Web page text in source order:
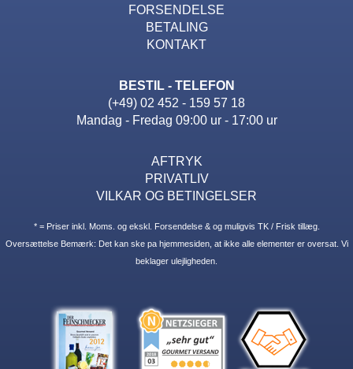
FORSENDELSE
BETALING
KONTAKT
BESTIL - TELEFON
(+49) 02 452 - 159 57 18
Mandag - Fredag 09:00 ur - 17:00 ur
AFTRYK
PRIVATLIV
VILKAR OG BETINGELSER
* = Priser inkl. Moms. og ekskl. Forsendelse & og muligvis TK / Frisk tillæg.
Oversættelse Bemærk: Det kan ske pa hjemmesiden, at ikke alle elementer er oversat. Vi
beklager ulejligheden.